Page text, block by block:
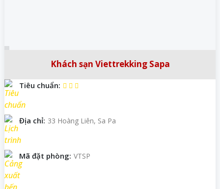
Khách sạn Viettrekking Sapa
Tiêu chuẩn:
Địa chỉ: 33 Hoàng Liên, Sa Pa
Mã đặt phòng: VTSP